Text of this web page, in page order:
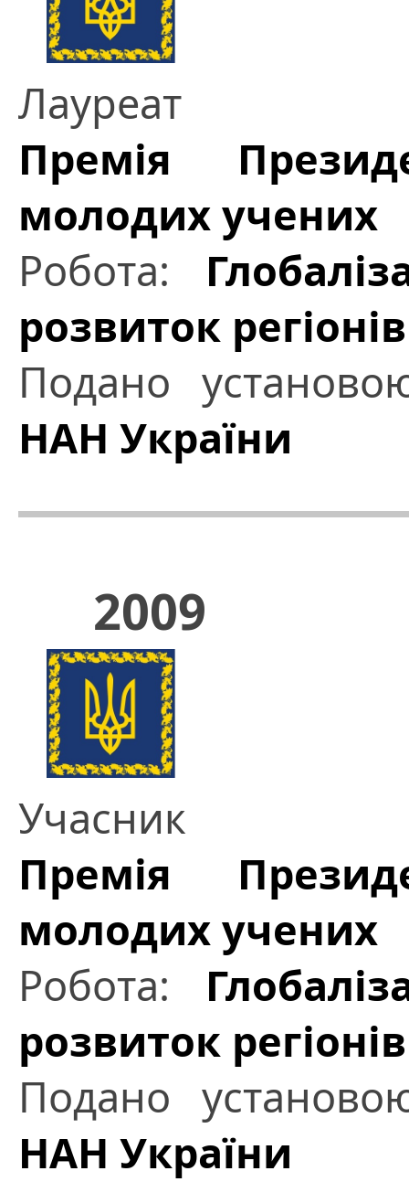
Лауреат
Премія
молодих учених
Робота:
розвиток
Подано
НАН України
2009
Учасник
Премія
молодих учених
Робота:
розвиток
Подано
НАН України